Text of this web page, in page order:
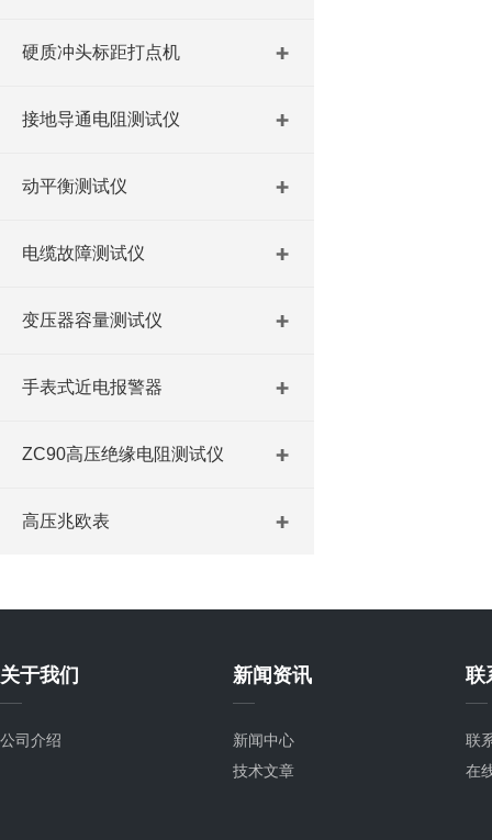
硬质冲头标距打点机
接地导通电阻测试仪
动平衡测试仪
电缆故障测试仪
变压器容量测试仪
手表式近电报警器
ZC90高压绝缘电阻测试仪
高压兆欧表
关于我们
公司介绍
新闻资讯
新闻中心
技术文章
联
联
在